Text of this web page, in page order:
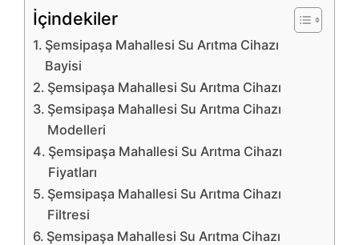
İçindekiler
Şemsipaşa Mahallesi Su Arıtma Cihazı
Bayisi
Şemsipaşa Mahallesi Su Arıtma Cihazı
Şemsipaşa Mahallesi Su Arıtma Cihazı
Modelleri
Şemsipaşa Mahallesi Su Arıtma Cihazı
Fiyatları
Şemsipaşa Mahallesi Su Arıtma Cihazı
Filtresi
Şemsipaşa Mahallesi Su Arıtma Cihazı